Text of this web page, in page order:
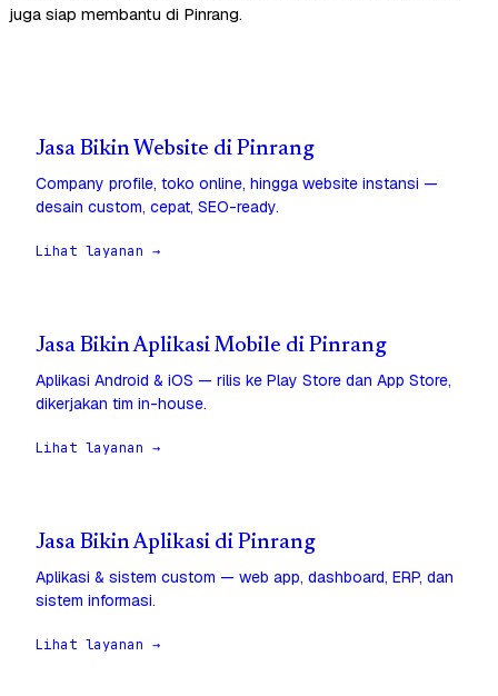
juga siap membantu di Pinrang.
Jasa Bikin Website di Pinrang
Company profile, toko online, hingga website instansi —
desain custom, cepat, SEO-ready.
Lihat layanan →
Jasa Bikin Aplikasi Mobile di Pinrang
Aplikasi Android & iOS — rilis ke Play Store dan App Store,
dikerjakan tim in-house.
Lihat layanan →
Jasa Bikin Aplikasi di Pinrang
Aplikasi & sistem custom — web app, dashboard, ERP, dan
sistem informasi.
Lihat layanan →